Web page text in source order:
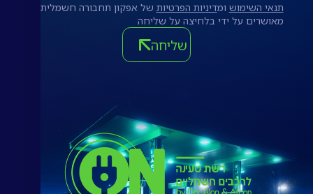
תנאי השימוש ומדיניות הפרטיות של אפקון תחבורה חשמלית
מאושרים על ידי בלחיצה על שליחה
שליחה